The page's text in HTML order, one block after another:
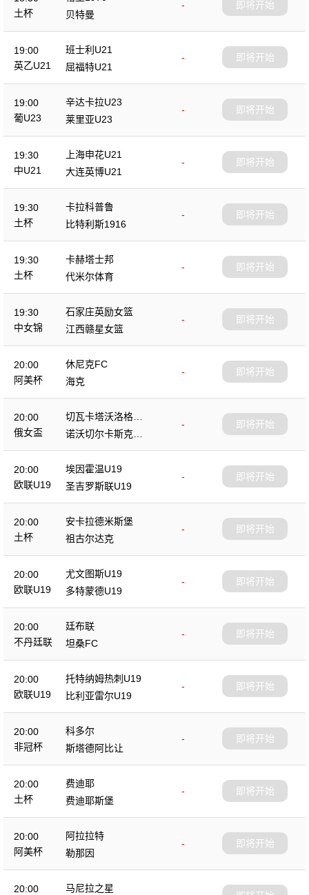
土杯
-
贝特曼
即将开始
19:00
英乙U21
班士利U21
-
屈福特U21
即将开始
19:00
葡U23
辛达卡拉U23
-
莱里亚U23
即将开始
19:30
中U21
上海申花U21
-
大连英博U21
即将开始
19:30
土杯
卡拉科普鲁
-
比特利斯1916
即将开始
19:30
土杯
卡赫塔士邦
-
代米尔体育
即将开始
19:30
中女锦
石家庄英励女篮
-
江西赣星女篮
即将开始
20:00
阿美杯
休尼克FC
-
海克
即将开始
20:00
俄女盃
切瓦卡塔沃洛格达
女篮
-
诺沃切尔卡斯克女
篮
即将开始
20:00
欧联U19
埃因霍温U19
-
圣吉罗斯联U19
即将开始
20:00
土杯
安卡拉德米斯堡
-
祖古尔达克
即将开始
20:00
欧联U19
尤文图斯U19
-
多特蒙德U19
即将开始
20:00
不丹廷联
廷布联
-
坦桑FC
即将开始
20:00
欧联U19
托特纳姆热刺U19
-
比利亚雷尔U19
即将开始
20:00
非冠杯
科多尔
-
斯塔德阿比让
即将开始
20:00
土杯
费迪耶
-
费迪耶斯堡
即将开始
20:00
阿美杯
阿拉拉特
-
勒那因
即将开始
20:00
马尼拉之星